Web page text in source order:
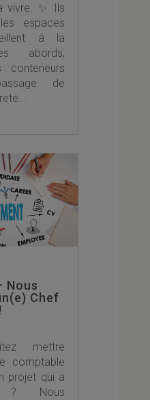
vivre. ✨ Ils
espaces
à la
abords,
conteneurs
de
Nous
Chef
mettre
comptable
projet qui a
Nous